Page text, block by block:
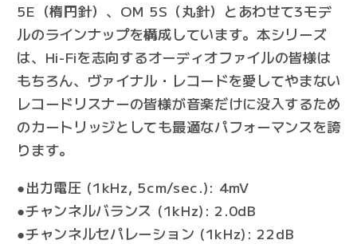
5E（楕円針）、OM 5S（丸針）とあわせて3モデ
ルのラインナップを構成しています。本シリーズ
は、Hi-Fiを志向するオーディオファイルの皆様は
もちろん、ヴァイナル・レコードを愛してやまない
レコードリスナーの皆様が音楽だけに没入するため
のカートリッジとしても最適なパフォーマンスを誇
ります。
●出力電圧 (1kHz, 5cm/sec.): 4mV
●チャンネルバランス (1kHz): 2.0dB
●チャンネルセパレーション (1kHz): 22dB